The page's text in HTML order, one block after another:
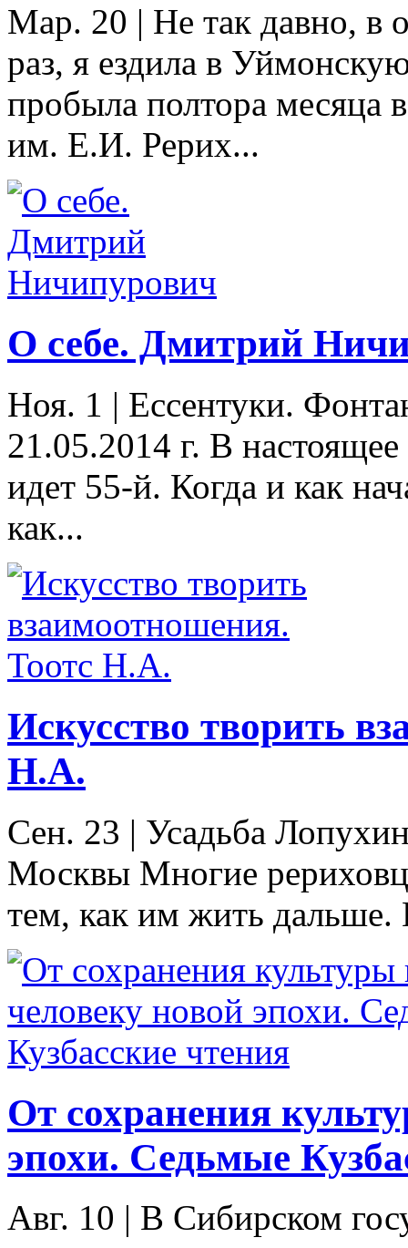
Мар. 20 | Не так давно, в
раз, я ездила в
пробыла полтора месяца
им. Е.И. Рерих...
О себе. Дмитрий
Ноя. 1 | Ессентуки.
21.05.2014 г. В
идет 55-й. Когда и как
как...
Искусство творить
Н.А.
Сен. 23 | Усадьба
Москвы Многие
тем, как им жить дальше.
От сохранения
эпохи. Седьмые
Авг. 10 | В Сибирском